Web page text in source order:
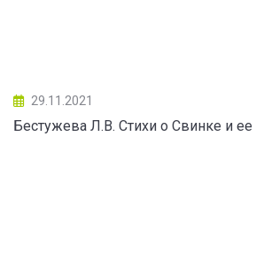
29.11.2021
Бестужева Л.В. Стихи о Свинке и ее